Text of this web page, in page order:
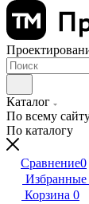
Каталог
По всему
По каталогу
Сравнение0
Избранные
Корзина 0